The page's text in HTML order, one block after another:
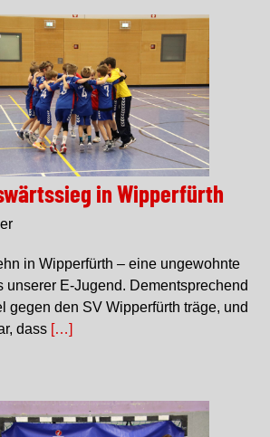
in Wipperfürth
in Wipperfürth – eine ungewohnte
unserer E-Jugend. Dementsprechend
gegen den SV Wipperfürth träge, und
dass […]